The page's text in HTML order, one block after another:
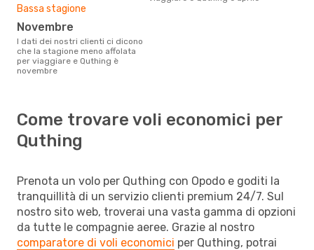
Bassa stagione
novembre
I dati dei nostri clienti ci dicono
che la stagione meno affolata
per viaggiare e Quthing è
novembre
Come trovare voli economici per
Quthing
Prenota un volo per Quthing con Opodo e goditi la
tranquillità di un servizio clienti premium 24/7. Sul
nostro sito web, troverai una vasta gamma di opzioni
da tutte le compagnie aeree. Grazie al nostro
comparatore di voli economici per Quthing, potrai